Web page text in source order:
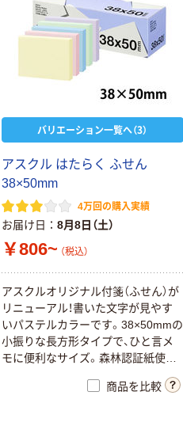
バリエーション一覧へ（3）
アスクル はたらく ふせん
38×50mm
4万回の購入実績
お届け日 8月8日（土）
￥806~ （税込）
アスクルオリジナル付箋（ふせん）が
リニューアル！書いた文字が見やす
いパステルカラーです。38×50mmの
小振りな長方形タイプで、ひと言メ
モに便利なサイズ。森林認証紙使
商品を比較